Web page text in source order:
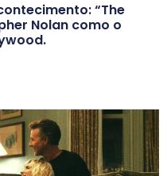
“The
Nolan como o